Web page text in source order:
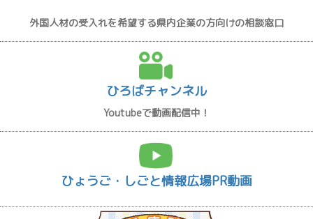
外国人材の受入れを希望する県内企業の方向けの相談窓口
ひろばチャンネル
Youtubeで動画配信中！
ひょうご・しごと情報広場PR動画